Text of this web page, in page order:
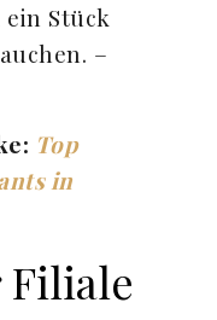
ein Stück
–
Top
in
Filiale